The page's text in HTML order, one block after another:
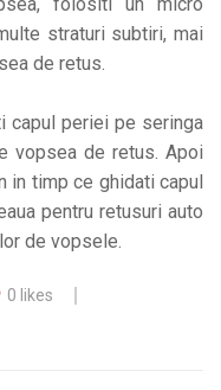
straturi subtiri, mai
de retus.
capul periei pe seringa
vopsea de retus. Apoi
in timp ce ghidati capul
pentru retusuri auto
de vopsele.
0 likes